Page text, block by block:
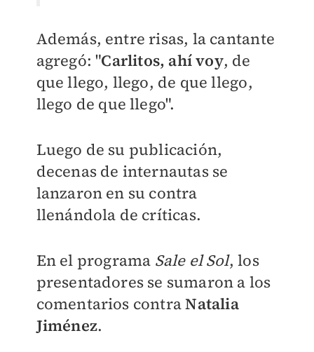
Además, entre risas, la cantante
agregó: "Carlitos, ahí voy, de
que llego, llego, de que llego,
llego de que llego".
Luego de su publicación,
decenas de internautas se
lanzaron en su contra
llenándola de críticas.
En el programa Sale el Sol, los
presentadores se sumaron a los
comentarios contraNatalia
Jiménez.